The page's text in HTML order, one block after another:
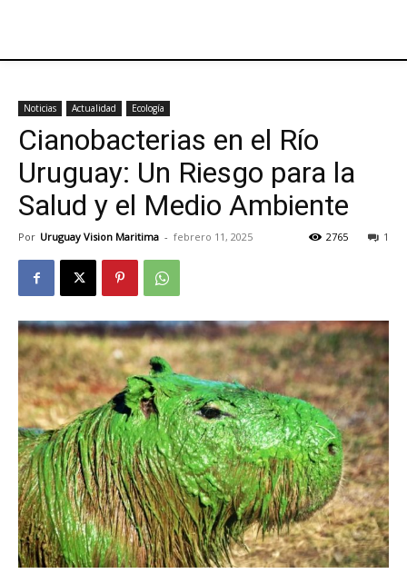
Noticias Actualidad Ecología
Cianobacterias en el Río
Uruguay: Un Riesgo para la
Salud y el Medio Ambiente
Por Uruguay Vision Maritima - febrero 11, 2025 1
2765